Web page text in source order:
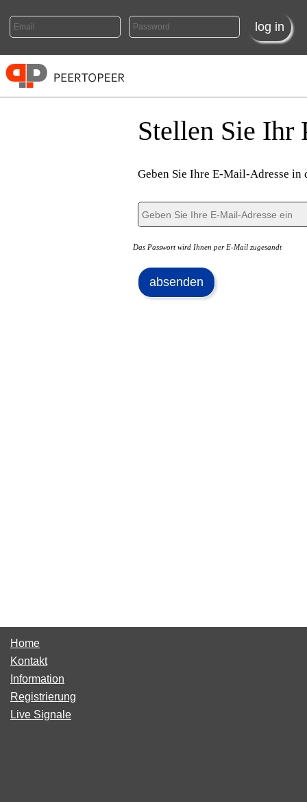
Stellen Sie Ihr
Geben Sie Ihre E-Mail-Adresse in
Das Passwort wird Ihnen per E-Mail zugesandt
Home
Kontakt
Information
Registrierung
Live Signale